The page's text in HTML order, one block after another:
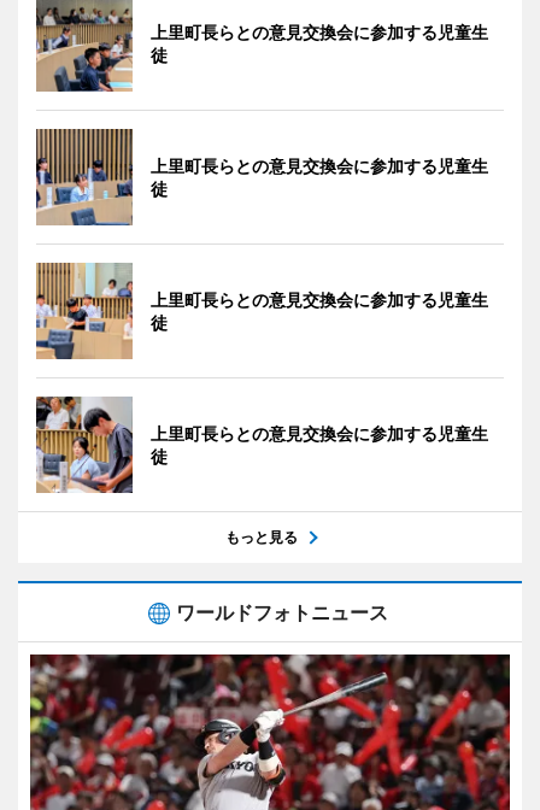
上里町長らとの意見交換会に参加する児童生
徒
上里町長らとの意見交換会に参加する児童生
徒
上里町長らとの意見交換会に参加する児童生
徒
上里町長らとの意見交換会に参加する児童生
徒
もっと見る
ワールドフォトニュース